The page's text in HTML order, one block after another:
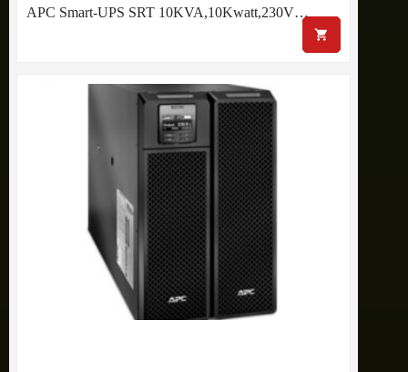
APC Smart-UPS SRT 10KVA,10Kwatt,230V…